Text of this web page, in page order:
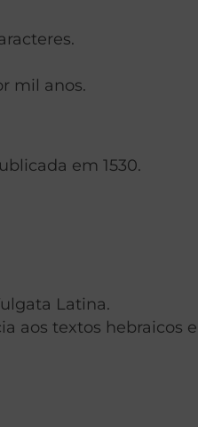
mil anos.
em 1530.
Latina.
aos textos hebraicos e